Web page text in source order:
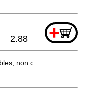
+
2.88
non commandable